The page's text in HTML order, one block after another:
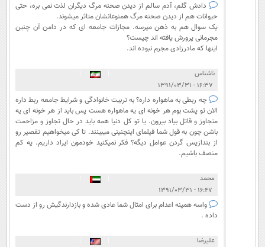
دادش گلم، آدم سالم از دیدن صحنه مرگ دیگران لذت نمی بره، حتی
حیوانات هم از دیدن صحنه مرگ همنوعانشان متاثر میشوند.
یک سوال هم به ذهن میرسه. مجازات جامعه ای که در دامن آن چنین
مجرمانی پرورش یافته اند چیست؟
اینها که مادرزادی مجرم نبوده اند.
ناشناس
۱۶:۳۷ - ۱۳۹۱/۰۳/۳۱
چه ربطی به ماهواره داره؟ به تربیت خانوادگی و شرایط جامعه ربط داره
الان تو پشت بوم هر خونه ای یه ماهواره هست پس باید از هر خونه ای یه
متجاوز و قاتل بیاد بیرون. یا تو کل دنیا همه باید در حال تجاوز و مزاحمت
باشن چون به قول شما فیلمای اینچنینی میبینند. تا کی میخواهیم تقصیر رو
از بندازیس گردن عوامل دیگه؟ فکر نمیکنید خودمون ایراد داریم. یه کم
منصف باشیم.
محمد
۱۶:۴۷ - ۱۳۹۱/۰۳/۳۱
واسه همینه اعدام برای امثال شما عادی شده و بازدارندگیش رو از دست
داده .
علیرضا